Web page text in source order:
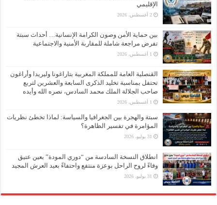
الإقليمي
2 أغسطس، 2026
بين حماية الأمن وصون الكرامة الإنسانية… أحداث سبتة
تفرض مراجعة شاملة للمقاربة الأمنية والاجتماعية
1 أغسطس، 2026
القنصلية العامة للمملكة المغربية بتاراغونا وليريدا وأراغون
تحتفل بمناسبة تخليد الذكرى السابعة والعشرين لتربع
صاحب الجلالة الملك محمد السادس، نصره الله وأيده
1 أغسطس، 2026
سبتة والهجرة بين الجغرافيا والسياسة: لماذا تخطئ نظريات
المؤامرة في تفسير الظاهرة؟
31 يوليو، 2026
انطلاق النسخة السادسة من “دوري المودة” بعين عتيق
وفاءً لروح الراحل بوعزة منتفع واحتفاءً بعيد العرش المجيد
31 يوليو، 2026